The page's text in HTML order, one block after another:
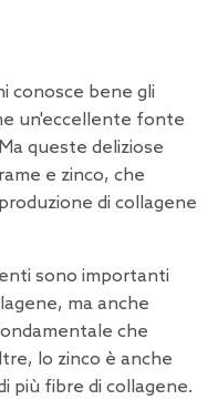
conosce bene gli
un'eccellente fonte
queste deliziose
e zinco, che
di collagene
sono importanti
ma anche
che
lo zinco è anche
più fibre di collagene.